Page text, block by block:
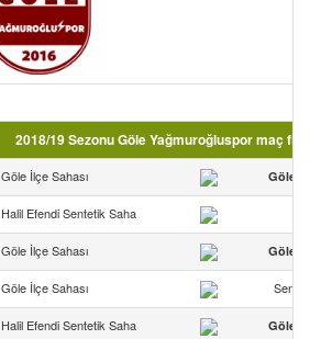
2018/19 Sezonu Göle Yağmuroğluspor maç
Göle İlçe Sahası Göle
Halil Efendi Sentetik Saha
Göle İlçe Sahası Göle
Göle İlçe Sahası
Halil Efendi Sentetik Saha Göle